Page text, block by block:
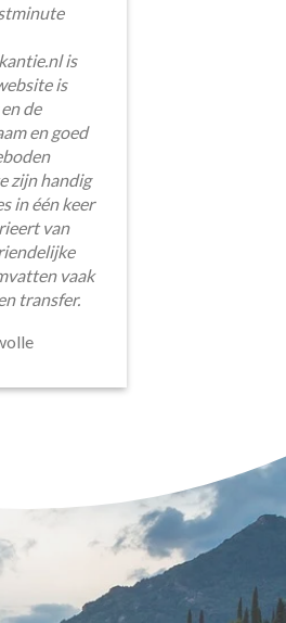
is
is
de
en goed
zijn handig
in één keer
van
vaak
transfer.